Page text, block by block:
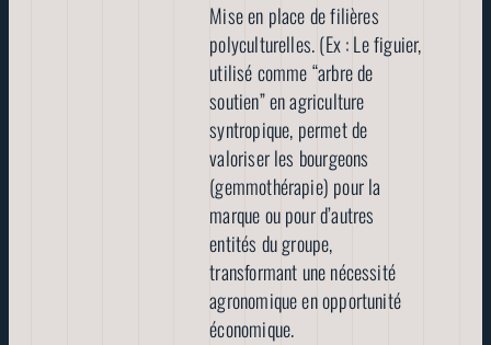
Mise en place de filières
polyculturelles. (Ex : Le figuier,
utilisé comme “arbre de
soutien” en agriculture
syntropique, permet de
valoriser les bourgeons
(gemmothérapie) pour la
marque ou pour d’autres
entités du groupe,
transformant une nécessité
agronomique en opportunité
économique.